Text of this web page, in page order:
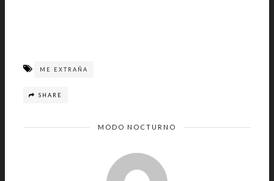
ME EXTRAÑA
SHARE
MODO NOCTURNO